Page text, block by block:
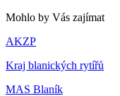
Mohlo by Vás zajímat
AKZP
Kraj blanických rytířů
MAS Blaník